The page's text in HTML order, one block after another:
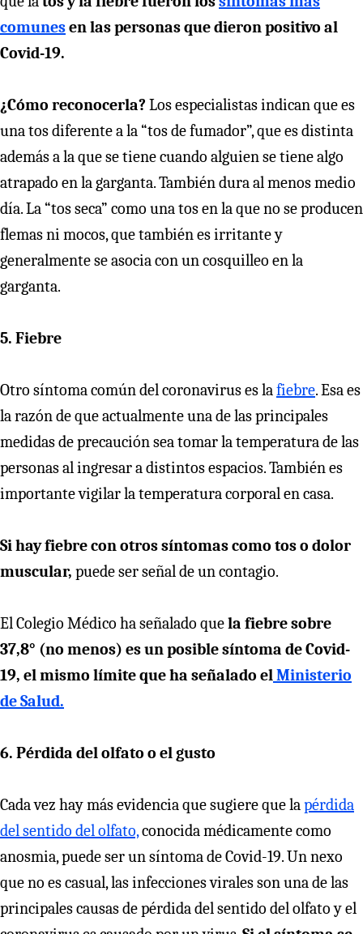
comunesen las personas que dieron positivo al
Covid-19.
¿Cómo reconocerla? Los especialistas indican que es
una tos diferente a la “tos de fumador”, que es distinta
además a la que se tiene cuando alguien se tiene algo
atrapado en la garganta. También dura al menos medio
día. La “tos seca” como una tos en la que no se producen
flemas ni mocos, que también es irritante y
generalmente se asocia con un cosquilleo en la
garganta.
5. Fiebre
Otro síntoma común del coronavirus es lafiebre. Esa es
la razón de que actualmente una de las principales
medidas de precaución sea tomar la temperatura de las
personas al ingresar a distintos espacios. También es
importante vigilar la temperatura corporal en casa.
Si hay fiebre con otros síntomas como tos o dolor
muscular, puede ser señal de un contagio.
El Colegio Médico ha señalado quela fiebre sobre
37,8° (no menos) es un posible síntoma de Covid-
19, el mismo límite que ha señalado elMinisterio
de Salud.
6. Pérdida del olfato o el gusto
Cada vez hay más evidencia que sugiere que lapérdida
del sentido del olfato,conocida médicamente como
anosmia, puede ser un síntoma de Covid-19. Un nexo
que no es casual, las infecciones virales son una de las
principales causas de pérdida del sentido del olfato y el